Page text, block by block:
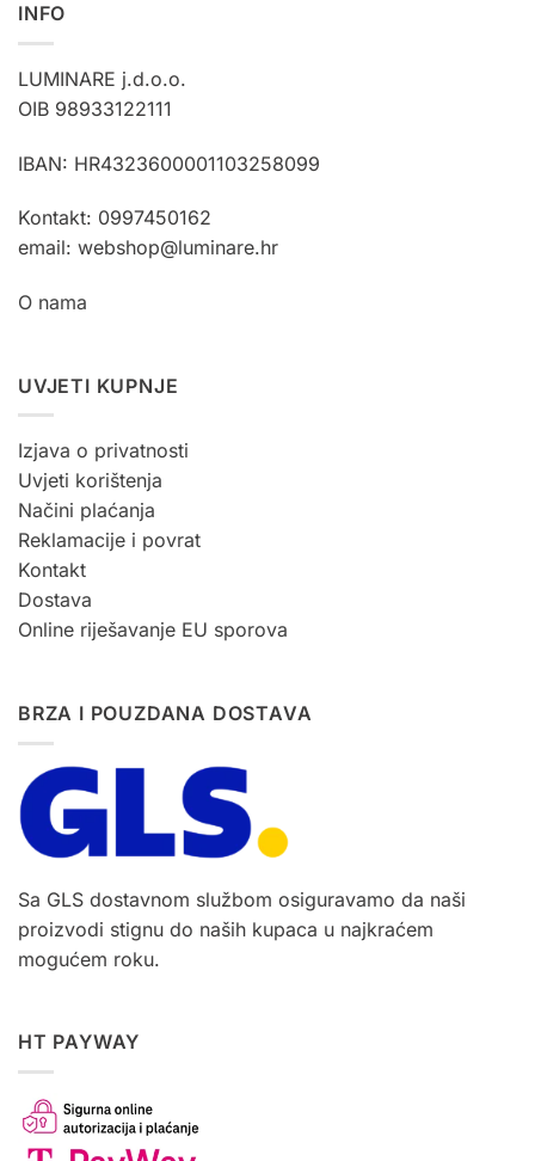
INFO
LUMINARE j.d.o.o.
OIB 98933122111
IBAN: HR4323600001103258099
Kontakt: 0997450162
email: webshop@luminare.hr
O nama
UVJETI KUPNJE
Izjava o privatnosti
Uvjeti korištenja
Načini plaćanja
Reklamacije i povrat
Kontakt
Dostava
Online riješavanje EU sporova
BRZA I POUZDANA DOSTAVA
Sa GLS dostavnom službom osiguravamo da naši
proizvodi stignu do naših kupaca u najkraćem
mogućem roku.
HT PAYWAY